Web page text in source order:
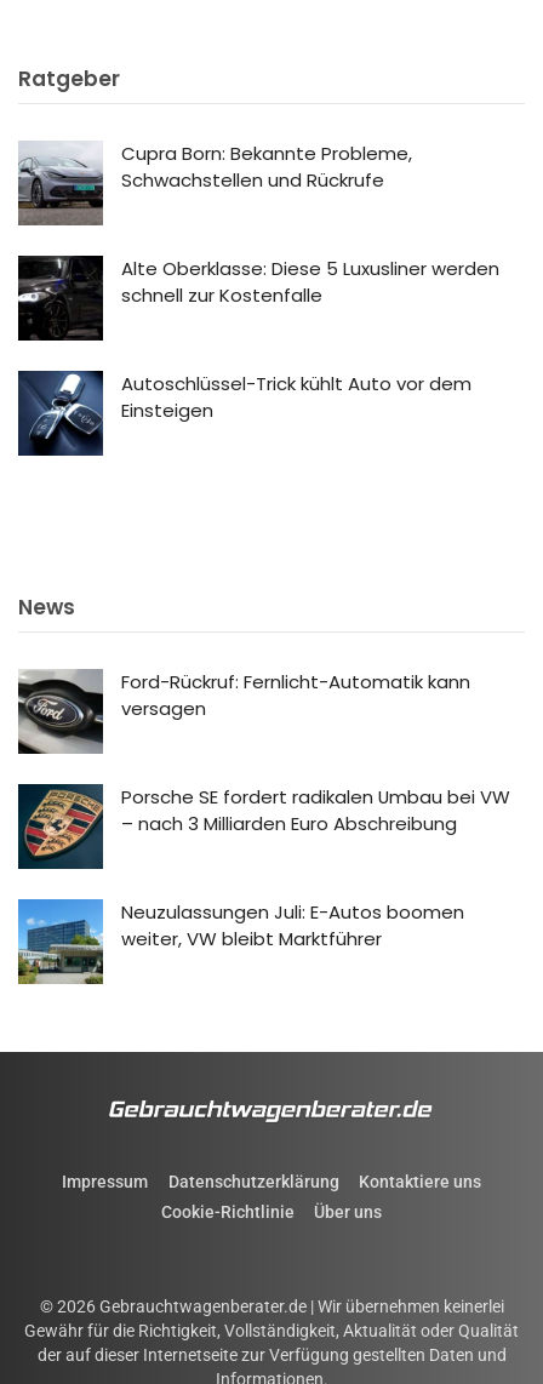
Ratgeber
Cupra Born: Bekannte Probleme,
Schwachstellen und Rückrufe
Alte Oberklasse: Diese 5 Luxusliner werden
schnell zur Kostenfalle
Autoschlüssel-Trick kühlt Auto vor dem
Einsteigen
News
Ford-Rückruf: Fernlicht-Automatik kann
versagen
Porsche SE fordert radikalen Umbau bei VW
– nach 3 Milliarden Euro Abschreibung
Neuzulassungen Juli: E-Autos boomen
weiter, VW bleibt Marktführer
Impressum Datenschutzerklärung
Kontaktiere uns
Cookie-Richtlinie
Über uns
© 2026 Gebrauchtwagenberater.de | Wir übernehmen keinerlei
Gewähr für die Richtigkeit, Vollständigkeit, Aktualität oder Qualität
der auf dieser Internetseite zur Verfügung gestellten Daten und
Informationen.